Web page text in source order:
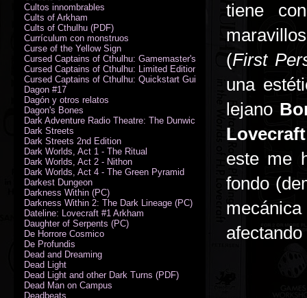
tiene
(First
una
lejano
Lovecraft
este me
fondo
Cultos innombrables
Cults of Arkham
Cults of Cthulhu (PDF)
Currículum con monstruos
Curse of the Yellow Sign
Cursed Captains of Cthulhu: Gamemaster's Toolkit & Dice
Cursed Captains of Cthulhu: Limited Edition
Cursed Captains of Cthulhu: Quickstart Guide (PDF)
Dagon #17
Dagón y otros relatos
Dagon's Bones
Dark Adventure Radio Theatre: The Dunwich Horror - Audio CD with
Dark Streets
Dark Streets 2nd Edition
Dark Worlds, Act 1 - The Ritual
Dark Worlds, Act 2 - Nithon
Dark Worlds, Act 4 - The Green Pyramid
Darkest Dungeon
Darkness Within (PC)
Darkness Within 2: The Dark Lineage (PC)
Dateline: Lovecraft #1 Arkham
Daughter of Serpents (PC)
De Horrore Cosmico
De Profundis
Dead and Dreaming
Dead Light
Dead Light and other Dark Turns (PDF)
Dead Man on Campus
Deadbeats